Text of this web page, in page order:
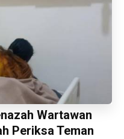
Wartawan
Periksa Teman